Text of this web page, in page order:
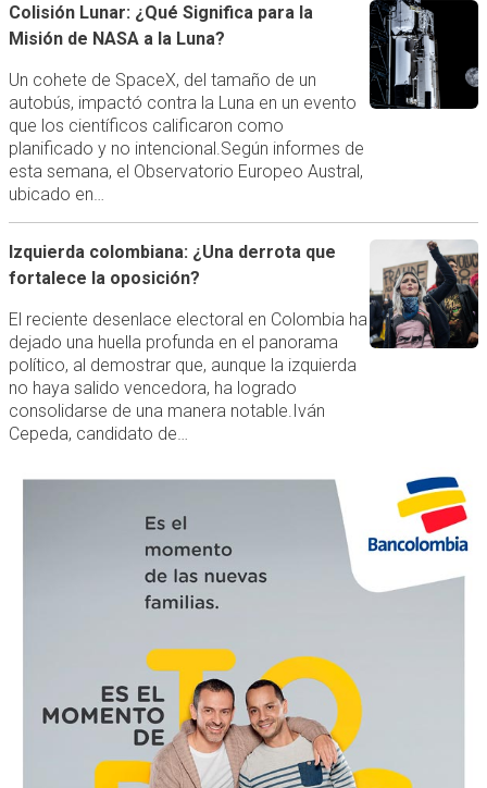
Colisión Lunar: ¿Qué Significa para la
Misión de NASA a la Luna?
Un cohete de SpaceX, del tamaño de un
autobús, impactó contra la Luna en un evento
que los científicos calificaron como
planificado y no intencional.Según informes de
esta semana, el Observatorio Europeo Austral,
ubicado en…
Izquierda colombiana: ¿Una derrota que
fortalece la oposición?
El reciente desenlace electoral en Colombia ha
dejado una huella profunda en el panorama
político, al demostrar que, aunque la izquierda
no haya salido vencedora, ha logrado
consolidarse de una manera notable.Iván
Cepeda, candidato de…